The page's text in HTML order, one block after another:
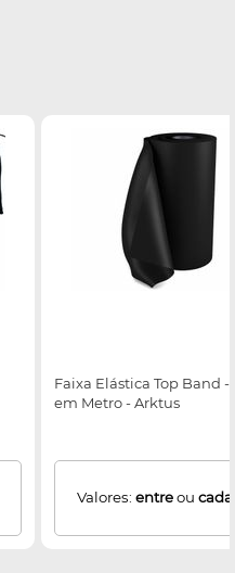
Faixa Elástica Top Band
em Metro - Arktus
Valores: entreou